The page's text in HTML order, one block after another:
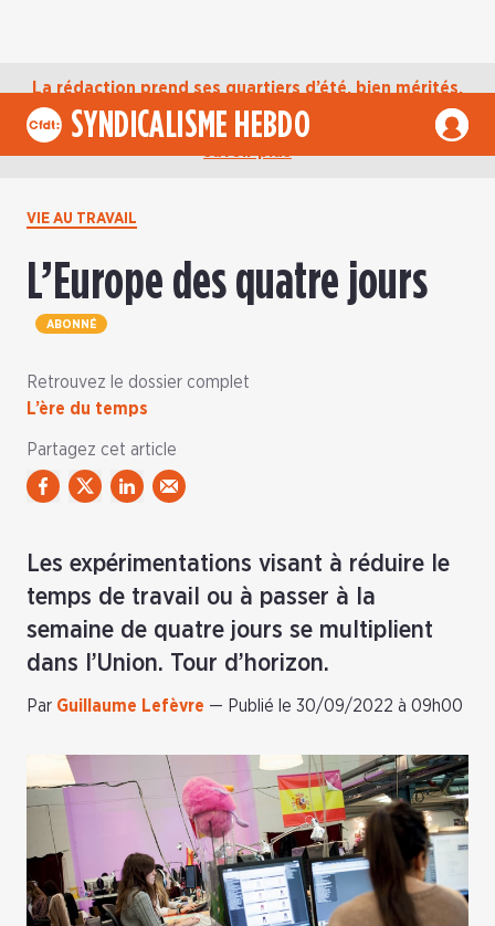
La rédaction prend ses quartiers d’été, bien mérités,
jusqu’au mardi 1er septembre. D’ici là, retrouvez
l’actualité de la CFDT sur notre compte Bluesky. En
SYNDICALISME HEBDO
VIE AU TRAVAIL
L’Europe des quatre jours
ABONNÉ
Retrouvez le dossier complet
L’ère du temps
Partagez cet article
Les expérimentations visant à réduire le
temps de travail ou à passer à la
semaine de quatre jours se multiplient
dans l’Union. Tour d’horizon.
Par Guillaume Lefèvre — Publié le 30/09/2022 à 09h00